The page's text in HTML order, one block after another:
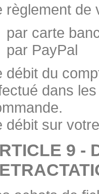
règlement de
par carte
par PayPal
débit du
dans
débit sur
9 -